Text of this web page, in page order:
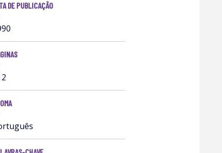
DE PUBLICAÇÃO